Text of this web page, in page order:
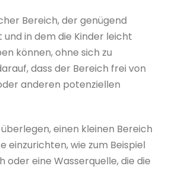
Bereich, der genügend
in dem die Kinder leicht
können, ohne sich zu
dass der Bereich frei von
anderen potenziellen
einen kleinen Bereich
einzurichten, wie zum Beispiel
oder eine Wasserquelle, die die